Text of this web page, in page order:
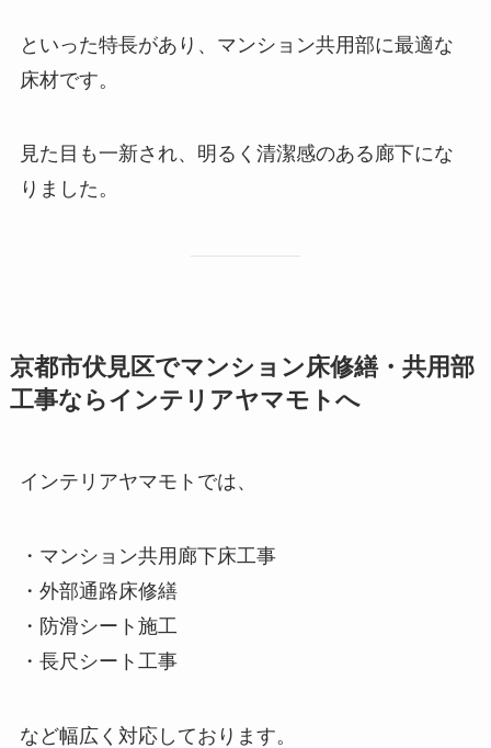
といった特長があり、マンション共用部に最適な
床材です。
見た目も一新され、明るく清潔感のある廊下にな
りました。
京都市伏見区でマンション床修繕・共用部
工事ならインテリアヤマモトへ
インテリアヤマモトでは、
・マンション共用廊下床工事
・外部通路床修繕
・防滑シート施工
・長尺シート工事
など幅広く対応しております。